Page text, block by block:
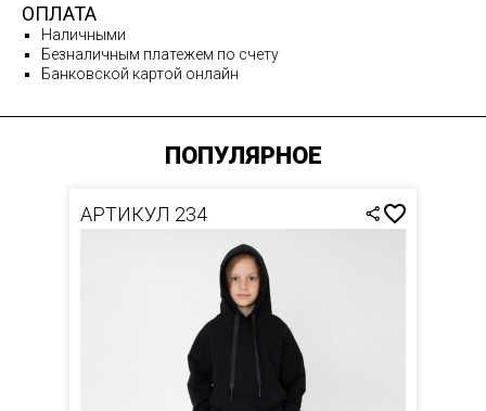
ОПЛАТА
Наличными
Безналичным платежем по счету
Банковской картой онлайн
ПОПУЛЯРНОЕ
АРТИКУЛ 234